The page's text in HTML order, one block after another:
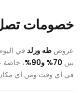
خصومات تصل
عروض طه ورلد في
بين 70% و90% ، خاصة
في أي وقت ومن أي